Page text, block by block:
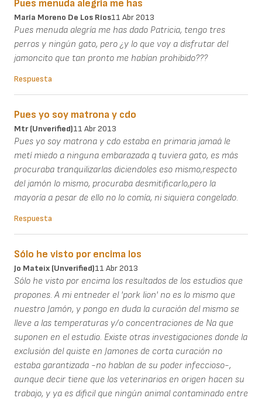
Pues menuda alegría me has
María Moreno De Los Ríos11 Abr 2013
Pues menuda alegría me has dado Patricia, tengo tres
perros y ningún gato, pero ¿y lo que voy a disfrutar del
jamoncito que tan pronto me habían prohibido???
Respuesta
Pues yo soy matrona y cdo
Mtr (unverified)11 Abr 2013
Pues yo soy matrona y cdo estaba en primaria jamaá le
metí miedo a ninguna embarazada q tuviera gato, es más
procuraba tranquilizarlas diciendoles eso mismo,respecto
del jamón lo mismo, procuraba desmitificarlo,pero la
mayoría a pesar de ello no lo comía, ni siquiera congelado.
Respuesta
Sólo he visto por encima los
Jo Mateix (unverified)11 Abr 2013
Sólo he visto por encima los resultados de los estudios que
propones. A mi entneder el 'pork lion' no es lo mismo que
nuestro Jamón, y pongo en duda la curación del mismo se
lleve a las temperaturas y/o concentraciones de Na que
suponen en el estudio. Existe otras investigaciones donde la
exclusión del quiste en Jamones de corta curación no
estaba garantizada -no hablan de su poder infeccioso-,
aunque decir tiene que los veterinarios en origen hacen su
trabajo, y ya es dificil que ningún animal contaminado entre